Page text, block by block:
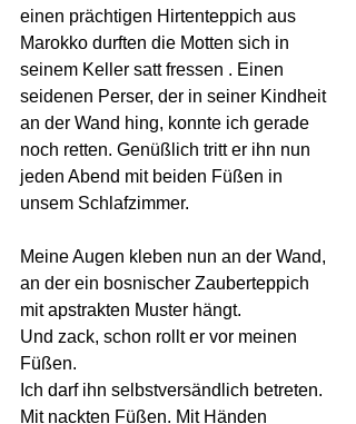
einen prächtigen Hirtenteppich aus
Marokko durften die Motten sich in
seinem Keller satt fressen . Einen
seidenen Perser, der in seiner Kindheit
an der Wand hing, konnte ich gerade
noch retten. Genüßlich tritt er ihn nun
jeden Abend mit beiden Füßen in
unsem Schlafzimmer.
Meine Augen kleben nun an der Wand,
an der ein bosnischer Zauberteppich
mit apstrakten Muster hängt.
Und zack, schon rollt er vor meinen
Füßen.
Ich darf ihn selbstversändlich betreten.
Mit nackten Füßen. Mit Händen